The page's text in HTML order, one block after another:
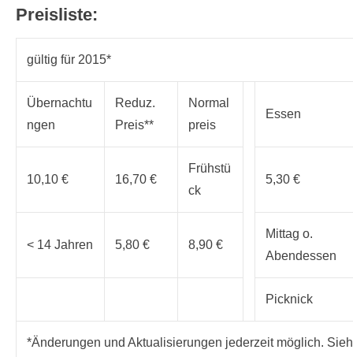
Preisliste:
gültig für 2015*
Übernachtu
ngen
Reduz.
Preis**
Normal
preis
Essen
10,10 € 16,70 €
Frühstü
ck
5,30 €
< 14 Jahren 5,80 € 8,90 €
Mittag o.
Abendessen
Picknick
*Änderungen und Aktualisierungen jederzeit möglich.